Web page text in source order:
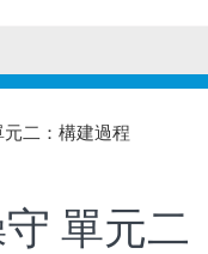
二：構建過程
單元二